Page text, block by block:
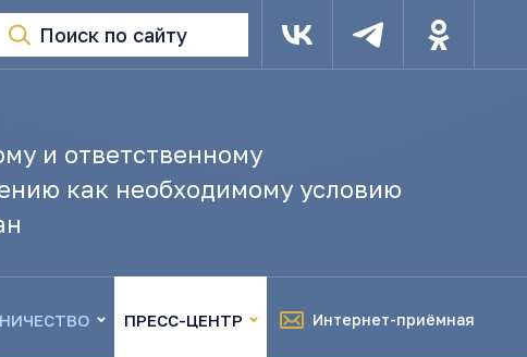
Поиск по сайту
и ответственному
как необходимому условию
ПРЕСС-ЦЕНТР Интернет-приёмная